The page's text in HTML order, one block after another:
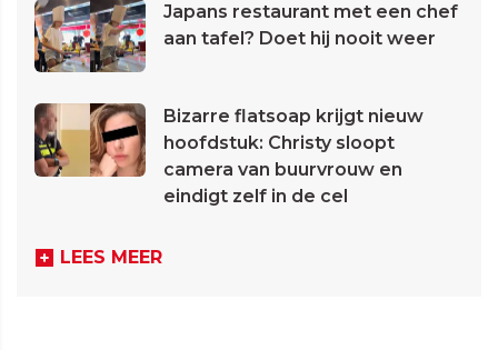
Japans restaurant met een chef
aan tafel? Doet hij nooit weer
Bizarre flatsoap krijgt nieuw
hoofdstuk: Christy sloopt
camera van buurvrouw en
eindigt zelf in de cel
LEES MEER